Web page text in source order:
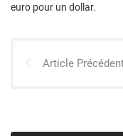
euro pour un dollar.
Article